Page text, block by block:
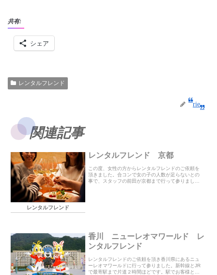
共有:
シェア
レンタルフレンド
rie
関連記事
レンタルフレンド
レンタルフレンド 京都
この度、女性の方からレンタルフレンドのご依頼を
頂きました。合コンで女の子の人数が足らないとの
事で、スタッフの前田が京都まで行って参りまし
香川 ニューレオマワールド レ
ンタルフレンド
レンタルフレンドのご依頼を頂き香川県にあるニュ
ーレオマワールドに行って参りました。新幹線とJR
で最寄駅まで片道２時間ほどです。駅でお客様と待